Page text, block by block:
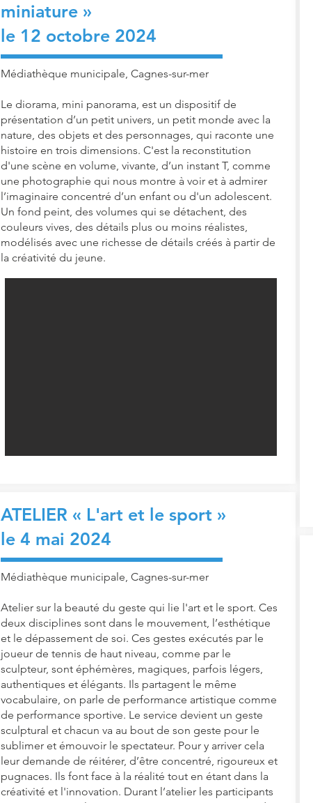
miniature»
le 12 octobre 2024
Médiathèque municipale, Cagnes-sur-mer
Le diorama, mini panorama, est un dispositif de
présentation d’un petit univers, un petit monde avec la
nature, des objets et des personnages, qui raconte une
histoire en trois dimensions. C'est la reconstitution
d'une scène en volume, vivante, d’un instant T, comme
une photographie qui nous montre à voir et à admirer
l’imaginaire concentré d’un enfant ou d'un adolescent.
Un fond peint, des volumes qui se détachent, des
couleurs vives, des détails plus ou moins réalistes,
modélisés avec une richesse de détails créés à partir de
la créativité du jeune.
ATELIER « L'art et le sport »
le 4 mai 2024
Médiathèque municipale, Cagnes-sur-mer
Atelier sur la beauté du geste qui lie l'art et le sport. Ces
deux disciplines sont dans le mouvement, l’esthétique
et le dépassement de soi. Ces gestes exécutés par le
joueur de tennis de haut niveau, comme par le
sculpteur, sont éphémères, magiques, parfois légers,
authentiques et élégants. Ils partagent le même
vocabulaire, on parle de performance artistique comme
de performance sportive. Le service devient un geste
sculptural et chacun va au bout de son geste pour le
sublimer et émouvoir le spectateur. Pour y arriver cela
leur demande de réitérer, d’être concentré, rigoureux et
pugnaces. Ils font face à la réalité tout en étant dans la
créativité et l'innovation. Durant l’atelier les participants